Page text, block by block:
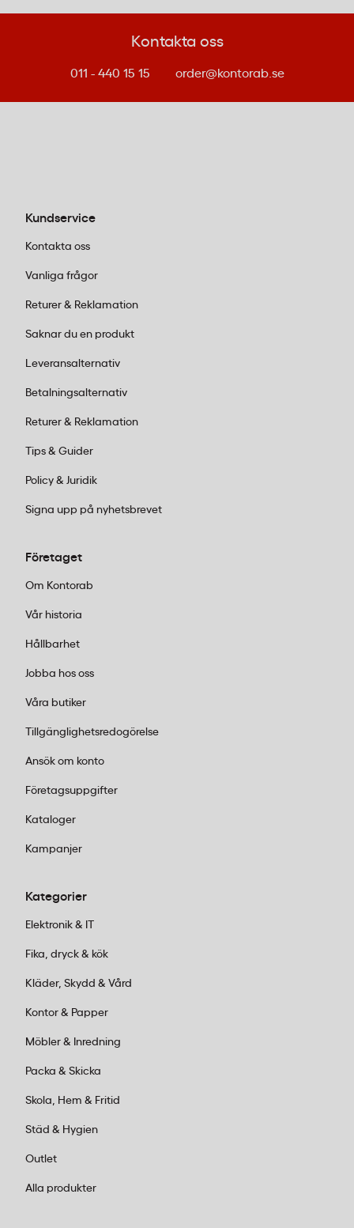
Kontakta oss
011 - 440 15 15 order@kontorab.se
Kundservice
Kontakta oss
Vanliga frågor
Returer & Reklamation
Saknar du en produkt
Leveransalternativ
Betalningsalternativ
Returer & Reklamation
Tips & Guider
Policy & Juridik
Signa upp på nyhetsbrevet
Företaget
Om Kontorab
Vår historia
Hållbarhet
Jobba hos oss
Våra butiker
Tillgänglighetsredogörelse
Ansök om konto
Företagsuppgifter
Kataloger
Kampanjer
Kategorier
Elektronik & IT
Fika, dryck & kök
Kläder, Skydd & Vård
Kontor & Papper
Möbler & Inredning
Packa & Skicka
Skola, Hem & Fritid
Städ & Hygien
Outlet
Alla produkter